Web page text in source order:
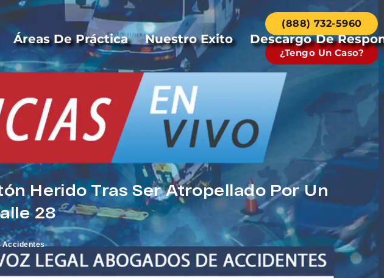
Áreas De Práctica Nuestro Exito Descargo De
(888) 732-5960
¿Tengo Un Caso?
Herido Tras Ser Atropellado Por Un
28
Accidentes